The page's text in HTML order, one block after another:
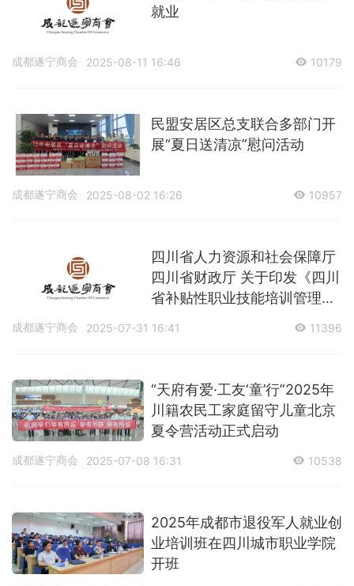
就业
成都遂宁商会 2025-08-11 16:46 10179
民盟安居区总支联合多部门开
展“夏日送清凉”慰问活动
成都遂宁商会 2025-08-02 16:26 10957
四川省人力资源和社会保障厅
四川省财政厅 关于印发《四川
省补贴性职业技能培训管理办
成都遂宁商会 2025-07-31 16:41 11396
“天府有爱·工友‘童’行”2025年
川籍农民工家庭留守儿童北京
夏令营活动正式启动
成都遂宁商会 2025-07-08 16:31 10538
2025年成都市退役军人就业创
业培训班​在四川城市职业学院
开班